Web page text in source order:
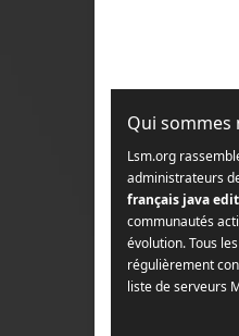
Qui sommes
Lsm.org
administrateurs
français java
communautés
évolution. Tous
régulièrement
liste de serveurs